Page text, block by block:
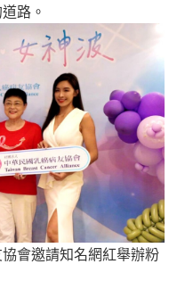
路。
會邀請知名網紅舉辦粉